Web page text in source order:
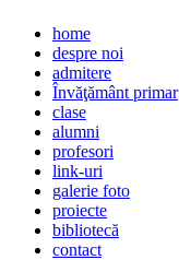
home
despre noi
admitere
Învăţământ primar
clase
alumni
profesori
link-uri
galerie foto
proiecte
bibliotecă
contact